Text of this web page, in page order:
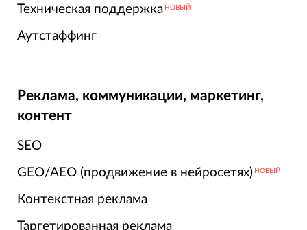
Техническая поддержка НОВЫЙ
Аутстаффинг
Реклама, коммуникации, маркетинг,
контент
SEO
GEO/AEO (продвижение в нейросетях) НОВЫЙ
Контекстная реклама
Таргетированная реклама